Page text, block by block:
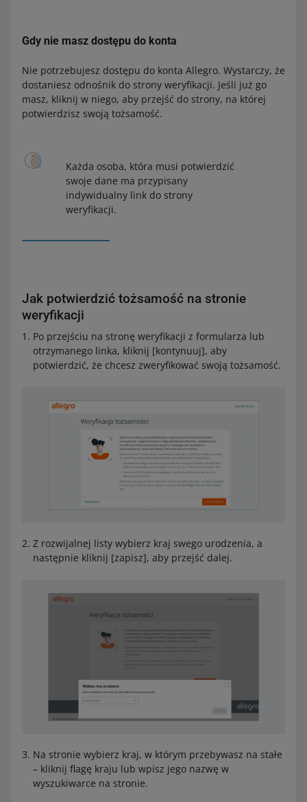
Gdy nie masz dostępu do konta
Nie potrzebujesz dostępu do konta Allegro. Wystarczy, że
dostaniesz odnośnik do strony weryfikacji. Jeśli już go
masz, kliknij w niego, aby przejść do strony, na której
potwierdzisz swoją tożsamość.
Każda osoba, która musi potwierdzić
swoje dane ma przypisany
indywidualny link do strony
weryfikacji.
Jak potwierdzić tożsamość na stronie
weryfikacji
Po przejściu na stronę weryfikacji z formularza lub
otrzymanego linka, kliknij [kontynuuj], aby
potwierdzić, że chcesz zweryfikować swoją tożsamość.
Z rozwijalnej listy wybierz kraj swego urodzenia, a
następnie kliknij [zapisz], aby przejść dalej.
Na stronie wybierz kraj, w którym przebywasz na stałe
– kliknij flagę kraju lub wpisz jego nazwę w
wyszukiwarce na stronie.